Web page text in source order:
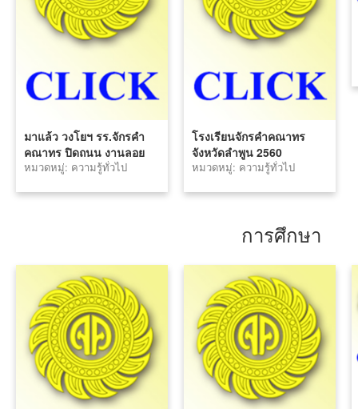
มาแล้ว วงโยฯ รร.จักรคำ
คณาทร ปิดถนน งานลอย
กระทง 2560 ลำพูน
หมวดหมู่: ความรู้ทั่วไป
โรงเรียนจักรคำคณาทร
จังหวัดลำพูน 2560
หมวดหมู่: ความรู้ทั่วไป
การศึกษา